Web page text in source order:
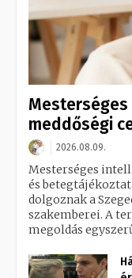
meddőségi
2026.08.09.
Mesterséges
és
dolgoznak a
szakemberei. A
megoldás